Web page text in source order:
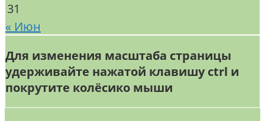
31
« Июн
Для изменения масштаба страницы
удерживайте нажатой клавишу ctrl и
покрутите колёсико мыши